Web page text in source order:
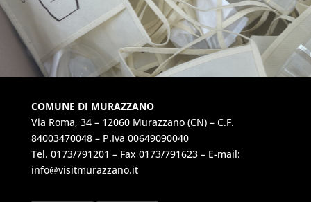
COMUNE DI MURAZZANO
Via Roma, 34 – 12060 Murazzano (CN) – C.F.
84003470048 – P.Iva 00649090040
Tel. 0173/791201 – Fax 0173/791623 – E-mail:
info@visitmurazzano.it